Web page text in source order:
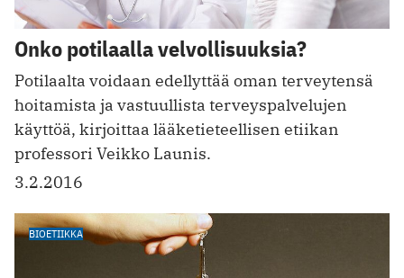
Onko potilaalla velvollisuuksia?
Potilaalta voidaan edellyttää oman terveytensä
hoitamista ja vastuullista terveyspalvelujen
käyttöä, kirjoittaa lääketieteellisen etiikan
professori Veikko Launis.
3.2.2016
BIOETIIKKA